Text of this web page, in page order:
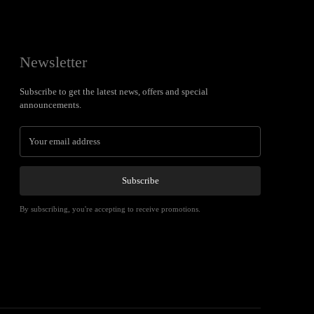
Newsletter
Subscribe to get the latest news, offers and special
announcements.
Subscribe
By subscribing, you're accepting to receive promotions.